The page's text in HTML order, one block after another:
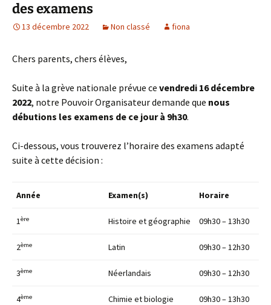
des examens
13 décembre 2022 Non classé fiona
Chers parents, chers élèves,
Suite à la grève nationale prévue ce vendredi 16 décembre
2022, notre Pouvoir Organisateur demande que nous
débutions les examens de ce jour à 9h30.
Ci-dessous, vous trouverez l’horaire des examens adapté
suite à cette décision :
Année Examen(s) Horaire
1ère Histoire et géographie 09h30 – 13h30
2ème Latin 09h30 – 12h30
3ème Néerlandais 09h30 – 12h30
4ème Chimie et biologie 09h30 – 13h30